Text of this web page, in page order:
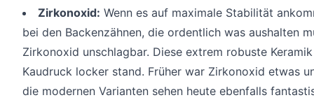
Zirkonoxid: Wenn es auf maximale Stabilität
bei den Backenzähnen, die ordentlich was aushalten
Zirkonoxid unschlagbar. Diese extrem robuste
Kaudruck locker stand. Früher war Zirkonoxid etwas
die modernen Varianten sehen heute ebenfalls